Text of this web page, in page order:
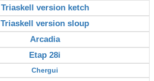
Triaskell version ketch
Triaskell version sloup
Arcadia
Etap 28i
Chergui